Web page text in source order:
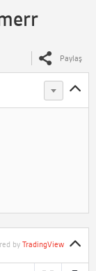
Paylaş
by TradingView